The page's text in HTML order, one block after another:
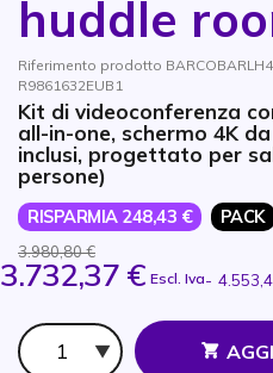
huddle
Riferimento prodotto
R9861632EUB1
Kit di videoconferenza
all-in-one, schermo 4K
inclusi, progettato per
persone)
RISPARMIA 248,43 € PACK
3.980,80 €
3.732,37 € Escl. Iva-
Qtà